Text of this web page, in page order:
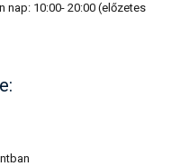
nap: 10:00- 20:00 (előzetes